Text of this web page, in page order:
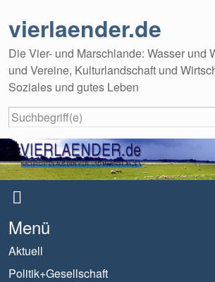
vierlaender.de
Die Vier- und Marschlande: Wasser und
und Vereine, Kulturlandschaft und
Soziales und gutes Leben
Menü
Aktuell
Politik+Gesellschaft